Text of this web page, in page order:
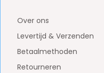
Over ons
Levertijd & Verzenden
Betaalmethoden
Retourneren